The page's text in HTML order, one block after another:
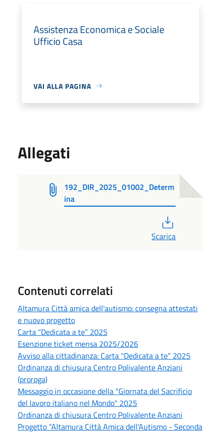
Assistenza Economica e Sociale
Ufficio Casa
VAI ALLA PAGINA
Allegati
192_DIR_2025_01002_Determ
ina
Scarica
Contenuti correlati
Altamura Città amica dell'autismo: consegna attestati
e nuovo progetto
Carta “Dedicata a te” 2025
Esenzione ticket mensa 2025/2026
Avviso alla cittadinanza: Carta "Dedicata a te" 2025
Ordinanza di chiusura Centro Polivalente Anziani
(proroga)
Messaggio in occasione della "Giornata del Sacrificio
del lavoro italiano nel Mondo" 2025
Ordinanza di chiusura Centro Polivalente Anziani
Progetto "Altamura Città Amica dell'Autismo - Seconda